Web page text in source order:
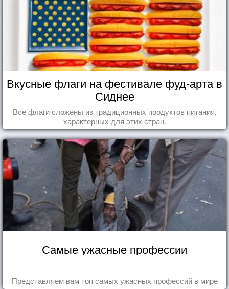
Вкусные флаги на фестивале фуд-арта в
Сиднее
Все флаги сложены из традиционных продуктов питания,
характерных для этих стран.
Самые ужасные профессии
Представляем вам топ самых ужасных профессий в мире